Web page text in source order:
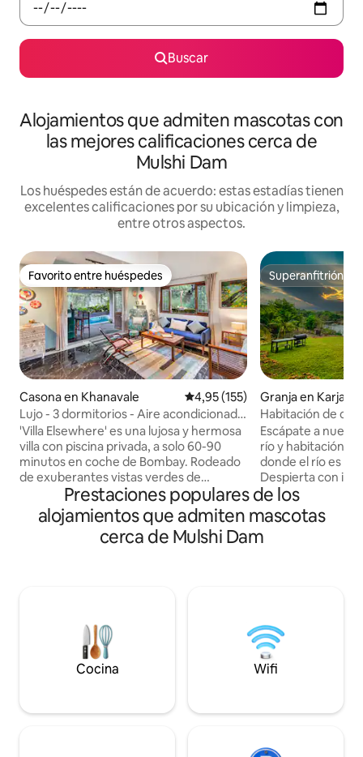
Buscar
Alojamientos que admiten mascotas con
las mejores calificaciones cerca de
Mulshi Dam
Los huéspedes están de acuerdo: estas estadías tienen
excelentes calificaciones por su ubicación y limpieza,
entre otros aspectos.
Favorito entre huéspedes
Favorito entre huéspedes
Casona en Khanavale Calificación promedio: 4,95 de
4,95 (155)
Lujo - 3 dormitorios - Aire acondicionado
- Villa con piscina - en Panvel
'Villa Elsewhere' es una lujosa y hermosa
villa con piscina privada, a solo 60-90
minutos en coche de Bombay. Rodeado
de exuberantes vistas verdes de
campos, colinas y sonidos de la
naturaleza. La villa tiene 3 dormitorios
con aire acondicionado en suite, una
gran sala de estar con aire
mascotas (* tarifa adicional). ¡RESERVA
para relajarte en un ambiente tranquilo,
para una reunión o para organizar la
mejor parte de la historia!
Superanfitrión
Superanfitrión
Granja en Karjat
Habitación de
Escápate a
río y habitación
donde el río es
Despierta con
desde nuestra
separada de la
sobre el agua.
puedes nadar,
naturaleza. Alojamiento en una
habitación de
Villa con
Prestaciones populares de los
alojamientos que admiten mascotas
cerca de Mulshi Dam
Cocina Wifi